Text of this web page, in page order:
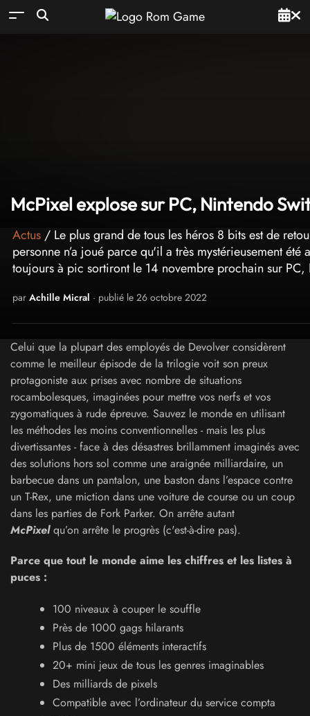
McPixel explose sur PC, Nintendo
Actus / Le plus grand de tous les héros 8 bits est de
personne n’a joué parce qu'il a très mystérieusement
toujours à pic sortiront le 14 novembre prochain sur
par Achille Micral · publié le 26 octobre 2022
Celui que la plupart des employés de Devolver considèrent
comme le meilleur épisode de la trilogie voit son preux
protagoniste aux prises avec nombre de situations
rocambolesques, imaginées pour mettre vos nerfs et vos
zygomatiques à rude épreuve. Sauvez le monde en utilisant
les méthodes les moins conventionnelles - mais les plus
divertissantes - face à des désastres brillamment imaginés avec
des solutions hors sol comme une araignée milliardaire, un
barbecue dans un pantalon, une baston dans l’espace contre
un T-Rex, une miction dans une voiture de course ou un coup
dans les parties de Fork Parker. On arrête autant
McPixelqu’on arrête le progrès (c'est-à-dire pas).
Parce que tout le monde aime les chiffres et les listes à
puces :
100 niveaux à couper le souffle
Près de 1000 gags hilarants
Plus de 1500 éléments interactifs
20+ mini jeux de tous les genres imaginables
Des milliards de pixels
Compatible avec l’ordinateur du service compta